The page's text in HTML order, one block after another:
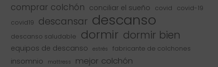
comprar colchón conciliar el sueño covid
covid-19
covid19
descansar descanso
descanso saludable dormir dormir bien
equipos de descanso estrés fabricante de colchones
insomnio mattress mejor colchón